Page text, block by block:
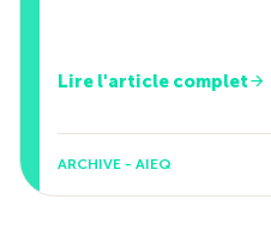
Lire l'article complet
ARCHIVE - AIEQ